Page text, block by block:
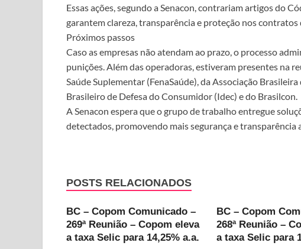
Essas ações, segundo a Senacon, contrariam artigos do
garantem clareza, transparência e proteção nos contratos
Próximos passos
Caso as empresas não atendam ao prazo, o processo
punições. Além das operadoras, estiveram presentes na
Saúde Suplementar (FenaSaúde), da Associação
Brasileiro de Defesa do Consumidor (Idec) e do Brasilcon.
A Senacon espera que o grupo de trabalho entregue
detectados, promovendo mais segurança e transparência
POSTS RELACIONADOS
BC – Copom Comunicado –
269ª Reunião – Copom eleva
a taxa Selic para 14,25% a.a.
BC – Copom
268ª Reunião –
a taxa Selic para